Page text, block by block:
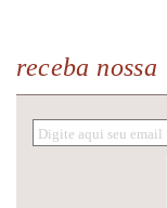
receba nossa